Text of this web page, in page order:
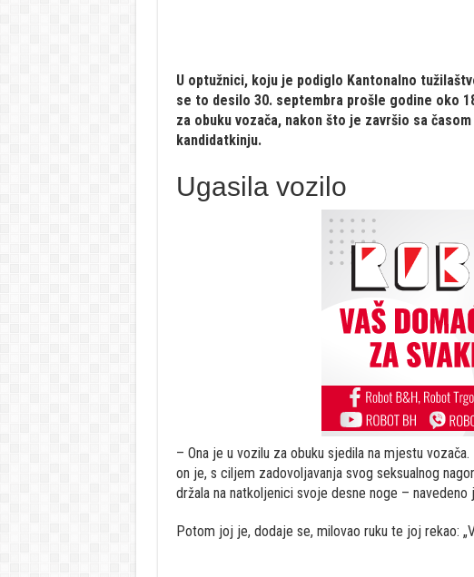
U optužnici, koju je podiglo Kantonalno
se to desilo 30. septembra prošle godine oko
za obuku vozača, nakon što je završio sa
kandidatkinju.
Ugasila vozilo
– Ona je u vozilu za obuku sjedila na mjestu
on je, s ciljem zadovoljavanja svog seksualnog
držala na natkoljenici svoje desne noge – navedeno
Potom joj je, dodaje se, milovao ruku te joj rekao: